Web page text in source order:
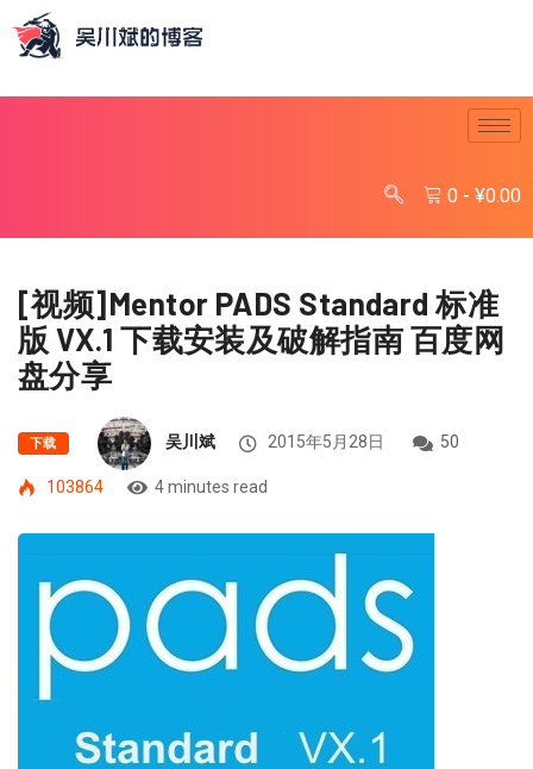
0 - ¥0.00
[视频]Mentor PADS Standard 标准
版 VX.1 下载安装及破解指南 百度网
盘分享
下载 吴川斌 2015年5月28日 50
103864 4 minutes read